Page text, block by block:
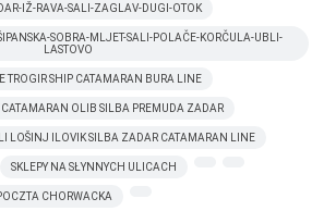
IŽ-RAVA-SALI-ZAGLAV-DUGI-OTOK
SOBRA-MLJET-SALI-POLAČE-KORČULA-UBLI-
LASTOVO
TROGIR SHIP CATAMARAN BURA LINE
CATAMARAN OLIB SILBA PREMUDA ZADAR
LOŠINJ ILOVIK SILBA ZADAR CATAMARAN LINE
SKLEPY NA SŁYNNYCH ULICACH
CHORWACKA